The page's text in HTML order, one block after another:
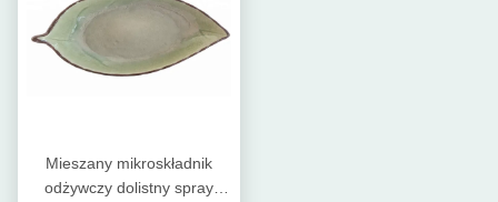
Mieszany mikroskładnik
odżywczy dolistny spray